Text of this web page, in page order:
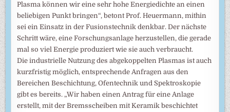
Plasma können wir eine sehr hohe Energiedichte an einen
beliebigen Punkt bringen“, betont Prof. Heuermann, mithin
sei ein Einsatz in der Fusionstechnik denkbar. Der nächste
Schritt wäre, eine Forschungsanlage herzustellen, die gerade
mal so viel Energie produziert wie sie auch verbraucht.
Die industrielle Nutzung des abgekoppelten Plasmas ist auch
kurzfristig möglich, entsprechende Anfragen aus den
Bereichen Beschichtung, Ofentechnik und Spektroskopie
gibt es bereits. „Wir haben einen Antrag für eine Anlage
erstellt, mit der Bremsscheiben mit Keramik beschichtet